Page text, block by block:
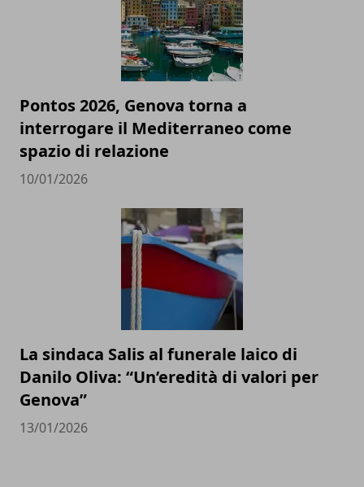
Pontos 2026, Genova torna a
interrogare il Mediterraneo come
spazio di relazione
10/01/2026
La sindaca Salis al funerale laico di
Danilo Oliva: “Un’eredità di valori per
Genova”
13/01/2026